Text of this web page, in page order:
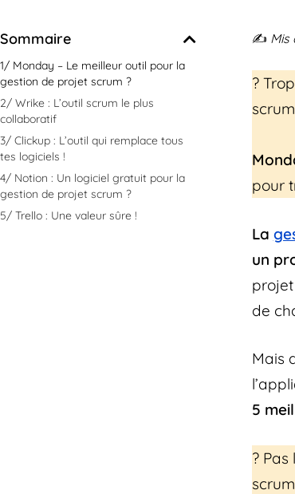
Sommaire
1/ Monday – Le meilleur outil pour la
gestion de projet scrum ?
2/ Wrike : L’outil scrum le plus
collaboratif
3/ Clickup : L’outil qui remplace tous
tes logiciels !
4/ Notion : Un logiciel gratuit pour la
gestion de projet scrum ?
5/ Trello : Une valeur sûre !
✍️ Mis
?
pour
La
un
de
Mais
5
?️